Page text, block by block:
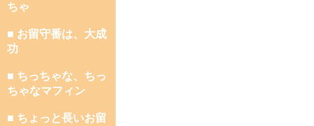
ちゃ
■ お留守番は、大成
功
■ ちっちゃな、ちっ
ちゃなマフィン
■ ちょっと長いお留